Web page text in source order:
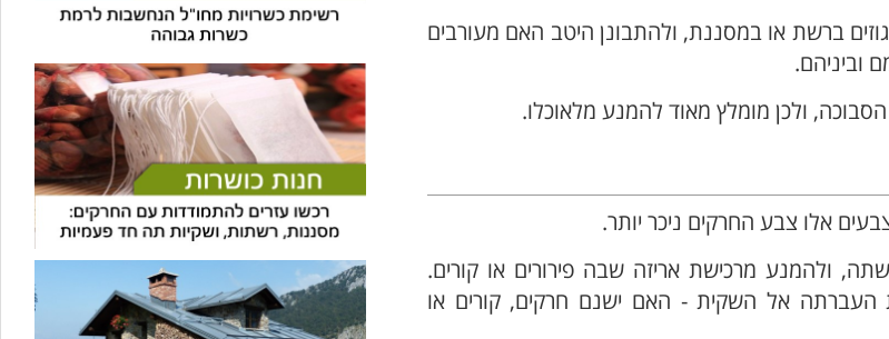
ברשת או במסננת, ולהתבונן היטב האם מעורבים
וביניהם.
ולכן מומלץ מאוד להמנע מלאוכלו.
אלו צבע החרקים ניכר יותר.
ולהמנע מרכישת אריזה שבה פירורים או קורים.
העברתה אל השקית - האם ישנם חרקים, קורים או